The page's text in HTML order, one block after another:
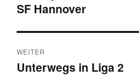
Beitrag:
SF Hannover
WEITER
Nächster
Unterwegs in Liga 2